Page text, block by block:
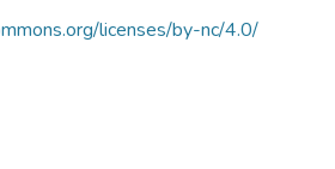
licenses/by-nc/4.0/